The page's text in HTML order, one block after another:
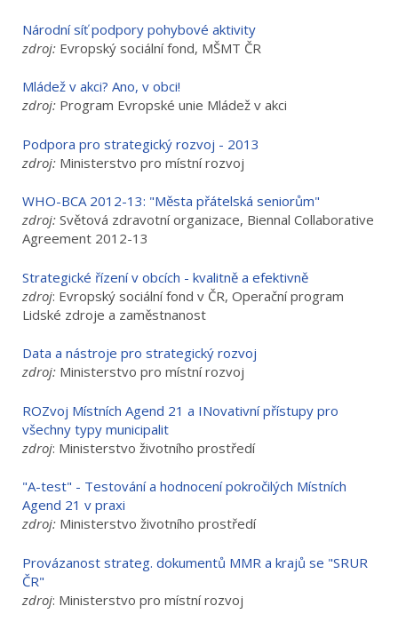
Národní síť podpory pohybové aktivity
zdroj: Evropský sociální fond, MŠMT ČR
Mládež v akci? Ano, v obci!
zdroj: Program Evropské unie Mládež v akci
Podpora pro strategický rozvoj - 2013
zdroj: Ministerstvo pro místní rozvoj
WHO-BCA 2012-13: "Města přátelská seniorům"
zdroj: Světová zdravotní organizace, Biennal Collaborative
Agreement 2012-13
Strategické řízení v obcích - kvalitně a efektivně
zdroj: Evropský sociální fond v ČR, Operační program
Lidské zdroje a zaměstnanost
Data a nástroje pro strategický rozvoj
zdroj: Ministerstvo pro místní rozvoj
ROZvoj Místních Agend 21 a INovativní přístupy pro
všechny typy municipalit
zdroj: Ministerstvo životního prostředí
"A-test" - Testování a hodnocení pokročilých Místních
Agend 21 v praxi
zdroj: Ministerstvo životního prostředí
Provázanost strateg. dokumentů MMR a krajů se "SRUR
ČR"
zdroj: Ministerstvo pro místní rozvoj